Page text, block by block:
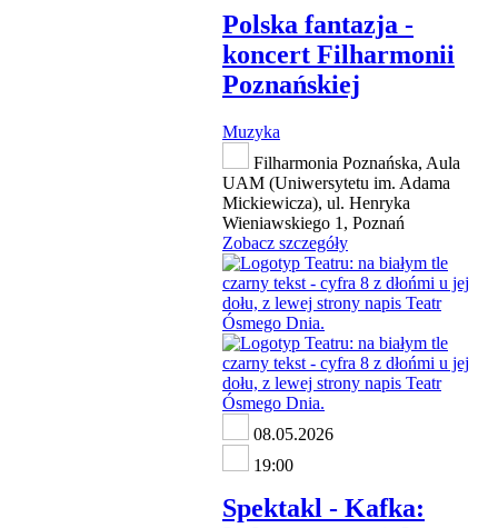
Polska fantazja -
koncert Filharmonii
Poznańskiej
Muzyka
Filharmonia Poznańska, Aula
UAM (Uniwersytetu im. Adama
Mickiewicza), ul. Henryka
Wieniawskiego 1, Poznań
Zobacz szczegóły
08.05.2026
19:00
Spektakl - Kafka: